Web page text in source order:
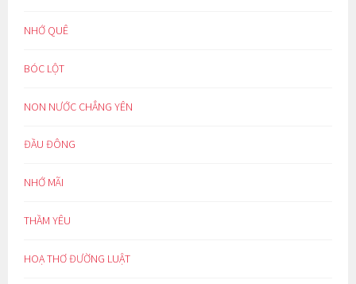
NHỚ QUÊ
BÓC LỘT
NON NƯỚC CHẲNG YÊN
ĐẦU ĐÔNG
NHỚ MÃI
THẦM YÊU
HOẠ THƠ ĐƯỜNG LUẬT